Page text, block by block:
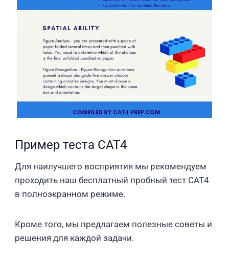
Пример теста CAT4
Для наилучшего восприятия мы рекомендуем
проходить наш бесплатный пробный тест CAT4
в полноэкранном режиме.
Кроме того, мы предлагаем полезные советы и
решения для каждой задачи.